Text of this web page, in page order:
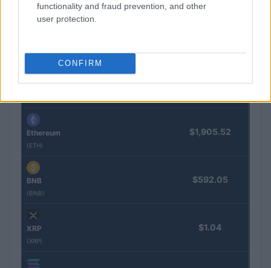
functionality and fraud prevention, and other
user protection.
CONFIRM
COTIZACIONES CRYPTO
Bitcoin $64,372.00
Ethereum
(ETH)
$1,905.52
BNB
(BNB)
$592.05
XRP
(XRP)
$1.04